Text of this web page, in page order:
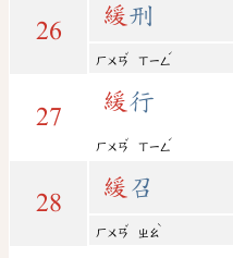
26
緩刑
ㄏㄨㄢ
ˇ
ㄒㄧㄥ
ˊ
27
緩行
ㄏㄨㄢ
ˇ
ㄒㄧㄥ
ˊ
28
緩 召
ㄏㄨㄢ
ˇ
ㄓㄠ
ˋ